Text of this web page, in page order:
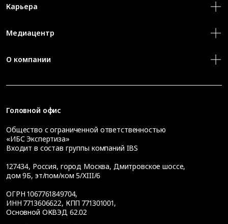
Карьера
Медиацентр
О компании
Головной офис
Общество с ограниченной ответственностью
«ИБС Экспертиза»
Входит в состав группы компаний IBS
127434, Россия, город Москва, Дмитровское шоссе,
дом 9Б, эт/пом/ком 5/XIII/6
ОГРН 1067761849704,
ИНН 7713606622, КПП 771301001,
Основной ОКВЭД 62.02